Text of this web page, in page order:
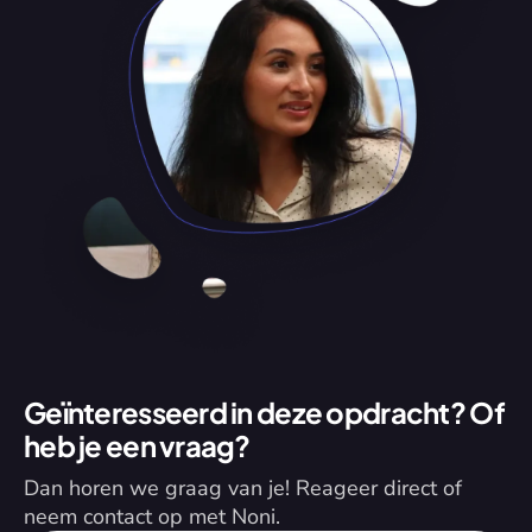
Geïnteresseerd in deze opdracht? Of
heb je een vraag?
Dan horen we graag van je! Reageer direct of
neem contact op met Noni.